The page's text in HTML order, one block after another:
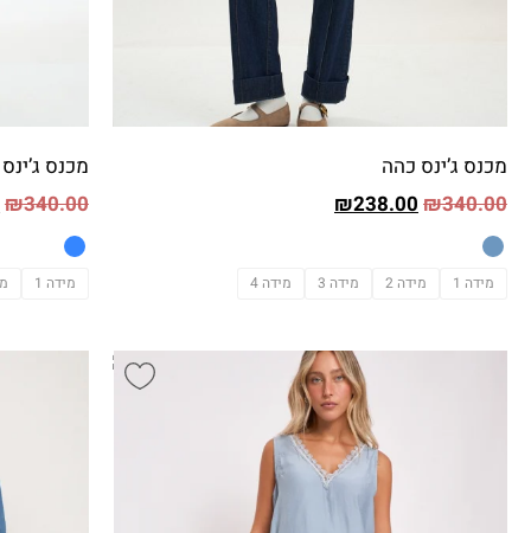
מכנס ג’ינס כהה
₪340.00
₪238.00
מידה 1 מידה 2 מידה 3 מידה 4
מכנס
₪340.00
מידה 1